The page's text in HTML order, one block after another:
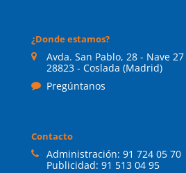
¿Donde estamos?
Avda. San Pablo, 28 - Nave 27
28823 - Coslada (Madrid)
Pregúntanos
Contacto
Administración: 91 724 05 70
Publicidad: 91 513 04 95